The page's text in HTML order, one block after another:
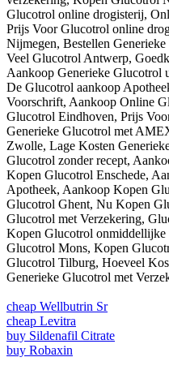
Glucotrol online drogisterij,
Prijs Voor Glucotrol online
Nijmegen, Bestellen
Veel Glucotrol Antwerp,
Aankoop Generieke Glucotrol
De Glucotrol aankoop
Voorschrift, Aankoop Online
Glucotrol Eindhoven, Prijs
Generieke Glucotrol met
Zwolle, Lage Kosten
Glucotrol zonder recept,
Kopen Glucotrol Enschede,
Apotheek, Aankoop Kopen
Glucotrol Ghent, Nu Kopen
Glucotrol met Verzekering,
Kopen Glucotrol onmiddellijke
Glucotrol Mons, Kopen
Glucotrol Tilburg, Hoeveel
Generieke Glucotrol met
cheap Wellbutrin Sr
cheap Levitra
buy Sildenafil Citrate
buy Robaxin